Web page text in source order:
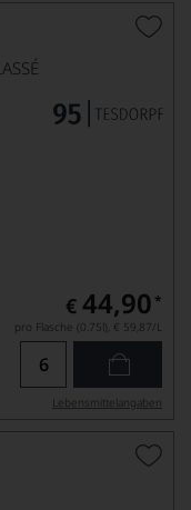
€ 44,90 *
pro Flasche (0.75l), € 59,87/L
Lebensmittel­angaben